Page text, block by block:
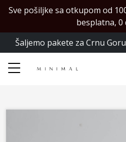
Sve pošiljke sa otkupom od
besplatna, 0
Šaljemo pakete za Crnu
Početna
Ulogujte se